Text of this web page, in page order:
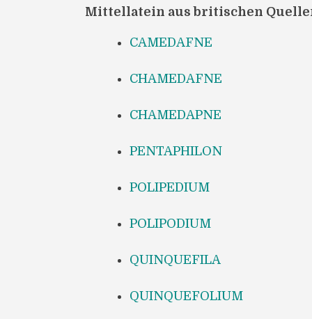
Mittellatein aus britischen
CAMEDAFNE
CHAMEDAFNE
CHAMEDAPNE
PENTAPHILON
POLIPEDIUM
POLIPODIUM
QUINQUEFILA
QUINQUEFOLIUM